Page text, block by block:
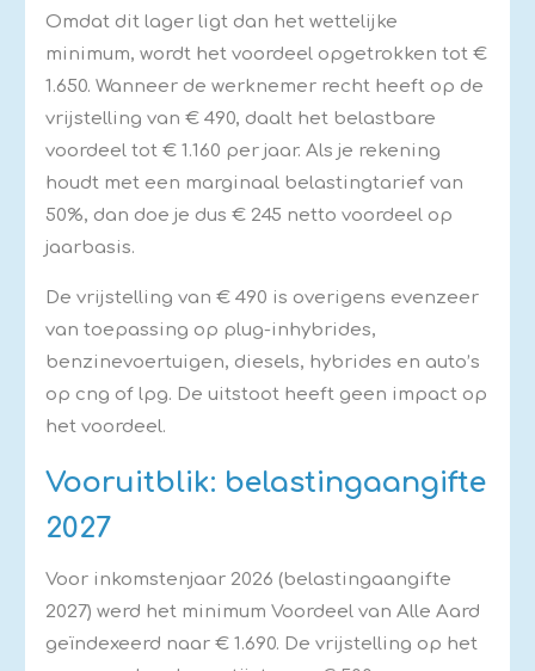
Omdat dit lager ligt dan het wettelijke
minimum, wordt het voordeel opgetrokken tot €
1.650. Wanneer de werknemer recht heeft op de
vrijstelling van € 490, daalt het belastbare
voordeel tot € 1.160 per jaar. Als je rekening
houdt met een marginaal belastingtarief van
50%, dan doe je dus € 245 netto voordeel op
jaarbasis.
De vrijstelling van € 490 is overigens evenzeer
van toepassing op plug-inhybrides,
benzinevoertuigen, diesels, hybrides en auto’s
op cng of lpg. De uitstoot heeft geen impact op
het voordeel.
Vooruitblik: belastingaangifte
2027
Voor inkomstenjaar 2026 (belastingaangifte
2027) werd het minimum Voordeel van Alle Aard
geïndexeerd naar € 1.690. De vrijstelling op het